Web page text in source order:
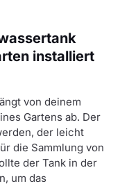
installiert
von deinem
Gartens ab. Der
der leicht
die Sammlung von
der Tank in der
um das